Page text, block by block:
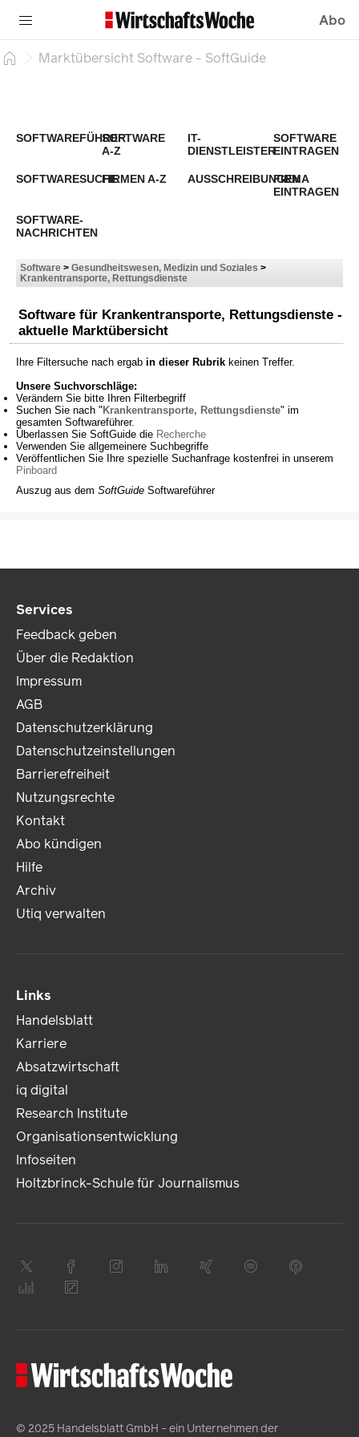
Abo
Marktübersicht Software - SoftGuide
SOFTWAREFÜHRERSOFTWARE
A-Z
IT-
DIENSTLEISTER
SOFTWARE
EINTRAGEN
SOFTWARESUCHEFIRMEN A-Z AUSSCHREIBUNGEN
FIRMA
EINTRAGEN
SOFTWARE-
NACHRICHTEN
Software > Gesundheitswesen, Medizin und Soziales >
Krankentransporte, Rettungsdienste
Software für Krankentransporte, Rettungsdienste -
aktuelle Marktübersicht
Ihre Filtersuche nach ergab in dieser Rubrik keinen Treffer.
Unsere Suchvorschläge:
Verändern Sie bitte Ihren Filterbegriff
Suchen Sie nach " Krankentransporte, Rettungsdienste" im
gesamten Softwareführer.
Überlassen Sie SoftGuide die Recherche
Verwenden Sie allgemeinere Suchbegriffe
Veröffentlichen Sie Ihre spezielle Suchanfrage kostenfrei in unserem
Pinboard
Auszug aus dem SoftGuide Softwareführer
Services
Feedback geben
Über die Redaktion
Impressum
AGB
Datenschutzerklärung
Datenschutzeinstellungen
Barrierefreiheit
Nutzungsrechte
Kontakt
Abo kündigen
Hilfe
Archiv
Utiq verwalten
Links
Handelsblatt
Karriere
Absatzwirtschaft
iq digital
Research Institute
Organisationsentwicklung
Infoseiten
Holtzbrinck-Schule für Journalismus
© 2025 Handelsblatt GmbH - ein Unternehmen der